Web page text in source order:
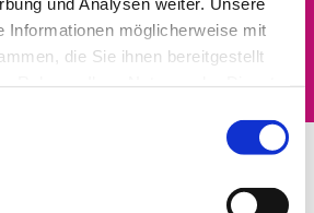
Informationen möglicherweise mit
die Sie ihnen bereitgestellt
Sie auch